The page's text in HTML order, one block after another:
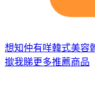
想知仲有咩韓式美容
撳我睇更多推薦商品